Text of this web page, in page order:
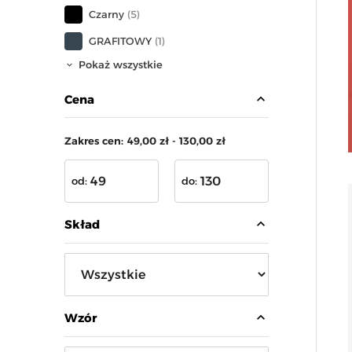
Czarny (5)
GRAFITOWY (1)
Pokaż wszystkie
Cena expand_less
Zakres cen: 49,00 zł - 130,00 zł
od: do:
Skład expand_less
Wzór expand_less